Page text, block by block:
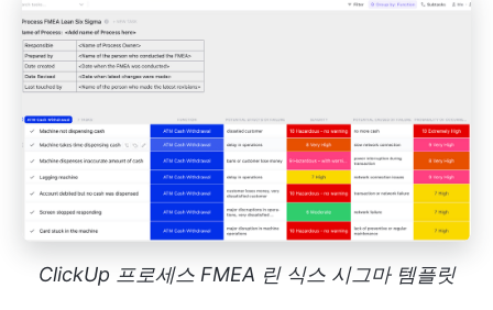
ClickUp 프로세스 FMEA 린 식스 시그마 템플릿